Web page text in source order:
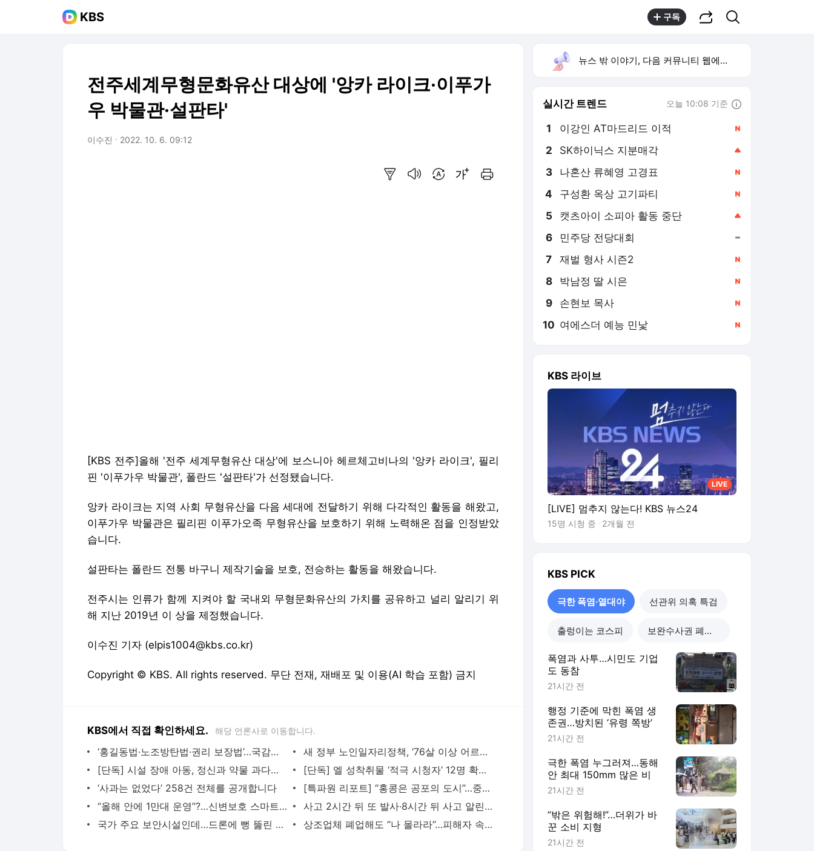
KBS 구독
전주세계무형문화유산 대상에 '앙카 라이크·이푸가
우 박물관·설판타'
이수진 2022. 10. 6. 09:12
[KBS 전주]올해 '전주 세계무형유산 대상'에 보스니아 헤르체고비나의 '앙카 라이크', 필리
핀 '이푸가우 박물관', 폴란드 '설판타'가 선정됐습니다.
앙카 라이크는 지역 사회 무형유산을 다음 세대에 전달하기 위해 다각적인 활동을 해왔고,
이푸가우 박물관은 필리핀 이푸가오족 무형유산을 보호하기 위해 노력해온 점을 인정받았
습니다.
설판타는 폴란드 전통 바구니 제작기술을 보호, 전승하는 활동을 해왔습니다.
전주시는 인류가 함께 지켜야 할 국내외 무형문화유산의 가치를 공유하고 널리 알리기 위
해 지난 2019년 이 상을 제정했습니다.
이수진 기자 (elpis1004@kbs.co.kr)
Copyright © KBS. All rights reserved. 무단 전재, 재배포 및 이용(AI 학습 포함) 금지
KBS에서 직접 확인하세요. 해당 언론사로 이동합니다.
‘홍길동법·노조방탄법·권리 보장법’…국감장에 등장한 ‘이 법’의 여러 이름
새 정부 노인일자리정책, ‘76살 이상 어르신’에겐 명백한 후퇴?
[단독] 시설 장애 아동, 정신과 약물 과다처방…인권위 “아동 학대”
[단독] 엘 성착취물 ‘적극 시청자’ 12명 확인…주거지까지 압수수색
‘사과는 없었다’ 258건 전체를 공개합니다
[특파원 리포트] “홍콩은 공포의 도시”…중국은 홍콩을 어떻게 바꿨나
“올해 안에 1만대 운영”?…신변보호 스마트워치 확대 ‘급제동’
사고 2시간 뒤 또 발사·8시간 뒤 사고 알린 이유는?
국가 주요 보안시설인데…드론에 뻥 뚫린 하늘
상조업체 폐업해도 “나 몰라라”…피해자 속출해도 이자는 챙겨
뉴스 밖 이야기, 다음 커뮤니티 웹에서 보기
실시간 트렌드 오늘 10:08 기준
1 이강인 AT마드리드 이적
2 SK하이닉스 지분매각
3 나혼산 류혜영 고경표
4 구성환 옥상 고기파티
5 캣츠아이 소피아 활동 중단
6 민주당 전당대회
7 재벌 형사 시즌2
8 박남정 딸 시은
9 손현보 목사
10 여에스더 예능 민낯
KBS 라이브
LIVE
[LIVE] 멈추지 않는다! KBS 뉴스24
15명 시청 중 2개월 전
KBS PICK
극한 폭염·열대야 선관위 의혹 특검
출렁이는 코스피 보완수사권 폐지 진통
폭염과 사투…시민도 기업
도 동참
21시간 전
행정 기준에 막힌 폭염 생
존권…방치된 ‘유령 쪽방’
21시간 전
극한 폭염 누그러져…동해
안 최대 150mm 많은 비
21시간 전
“밖은 위험해!”…더위가 바
꾼 소비 지형
21시간 전